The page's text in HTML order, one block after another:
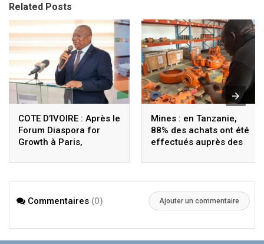
Related Posts
COTE D’IVOIRE : Après le
Forum Diaspora for
Growth à Paris,
Sigmicom à Abidjan
Mines : en Tanzanie,
88% des achats ont été
effectués auprès des
Commentaires (0) Ajouter un commentaire